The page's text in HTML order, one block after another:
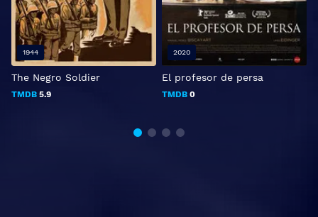
The Negro Soldier
TMDB 5.9
1944
El profesor de persa
TMDB 0
2020